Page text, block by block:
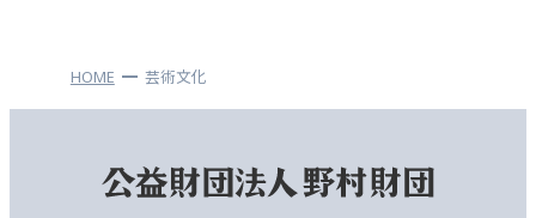
HOME 芸術文化